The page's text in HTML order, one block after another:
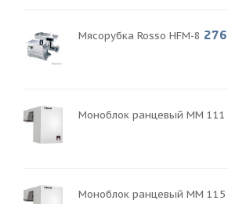
Мясорубка Rosso HFM-8
Моноблок ранцевый MM 111
Моноблок ранцевый MM 115